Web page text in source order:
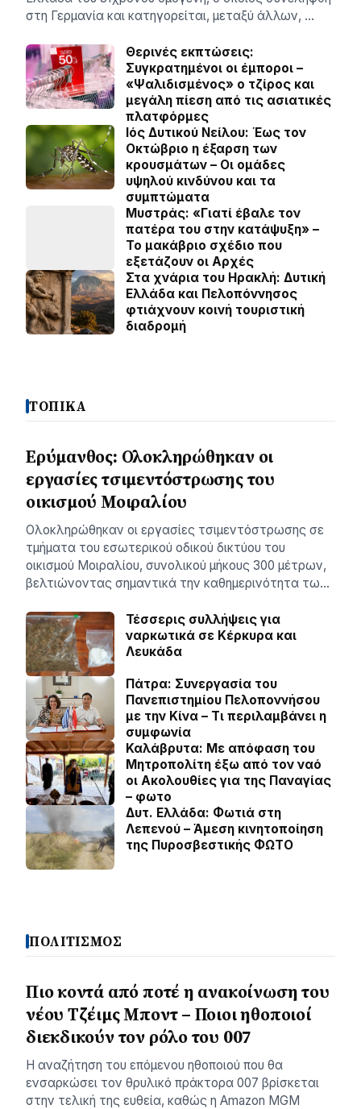
στη Γερμανία και κατηγορείται, μεταξύ άλλων, …
Θερινές εκπτώσεις:
Συγκρατημένοι οι έμποροι –
«Ψαλιδισμένος» ο τζίρος και
μεγάλη πίεση από τις ασιατικές
πλατφόρμες
Ιός Δυτικού Νείλου: Έως τον
Οκτώβριο η έξαρση των
κρουσμάτων – Οι ομάδες
υψηλού κινδύνου και τα
συμπτώματα
Μυστράς: «Γιατί έβαλε τον
πατέρα του στην κατάψυξη» –
Το μακάβριο σχέδιο που
εξετάζουν οι Αρχές
Στα χνάρια του Ηρακλή: Δυτική
Ελλάδα και Πελοπόννησος
φτιάχνουν κοινή τουριστική
διαδρομή
ΤΟΠΙΚΑ
Ερύμανθος: Ολοκληρώθηκαν οι
εργασίες τσιμεντόστρωσης του
οικισμού Μοιραλίου
Ολοκληρώθηκαν οι εργασίες τσιμεντόστρωσης σε
τμήματα του εσωτερικού οδικού δικτύου του
οικισμού Μοιραλίου, συνολικού μήκους 300 μέτρων,
βελτιώνοντας σημαντικά την καθημερινότητα τω…
Τέσσερις συλλήψεις για
ναρκωτικά σε Κέρκυρα και
Λευκάδα
Πάτρα: Συνεργασία του
Πανεπιστημίου Πελοποννήσου
με την Κίνα – Τι περιλαμβάνει η
συμφωνία
Καλάβρυτα: Με απόφαση του
Μητροπολίτη έξω από τον ναό
οι Ακολουθίες για της Παναγίας
– φωτο
Δυτ. Ελλάδα: Φωτιά στη
Λεπενού – Άμεση κινητοποίηση
της Πυροσβεστικής ΦΩΤΟ
ΠΟΛΙΤΙΣΜΟΣ
Πιο κοντά από ποτέ η ανακοίνωση του
νέου Τζέιμς Μποντ – Ποιοι ηθοποιοί
διεκδικούν τον ρόλο του 007
Η αναζήτηση του επόμενου ηθοποιού που θα
ενσαρκώσει τον θρυλικό πράκτορα 007 βρίσκεται
στην τελική της ευθεία, καθώς η Amazon MGM